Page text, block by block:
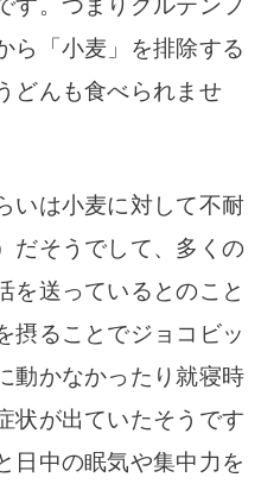
す。つまりグルテンフ
ら「小麦」を排除する
どんも食べられませ
いは小麦に対して不耐
だそうでして、 多くの
を送っているとのこと
摂るこ とでジョコビッ
動かなかったり就寝時
状が出ていたそうです
日中の眠気や集中力を